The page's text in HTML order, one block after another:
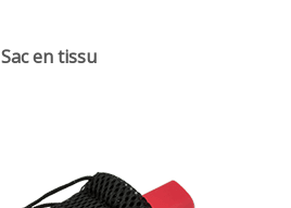
Sac en tissu